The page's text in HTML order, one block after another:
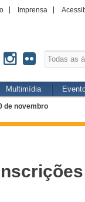
Imprensa
Multimídia
de novembro